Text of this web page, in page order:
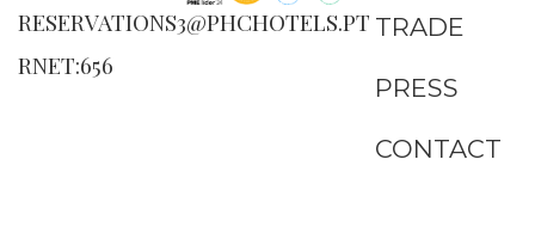
RESERVATIONS3@PHCHOTELS.PT
RNET:656
TRADE
PRESS
CONTACT